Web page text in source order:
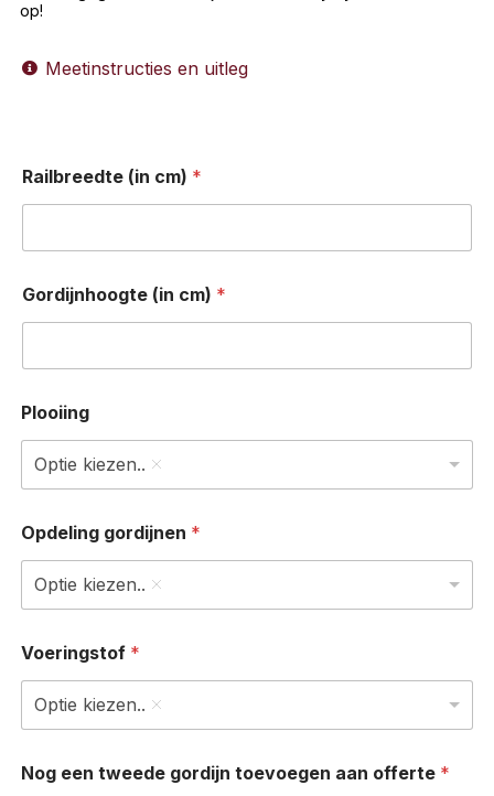
op!
Meetinstructies en uitleg
Railbreedte (in cm) *
Gordijnhoogte (in cm) *
Plooiing
Optie kiezen..
Opdeling gordijnen *
Optie kiezen..
Voeringstof *
Optie kiezen..
Nog een tweede gordijn toevoegen aan offerte *